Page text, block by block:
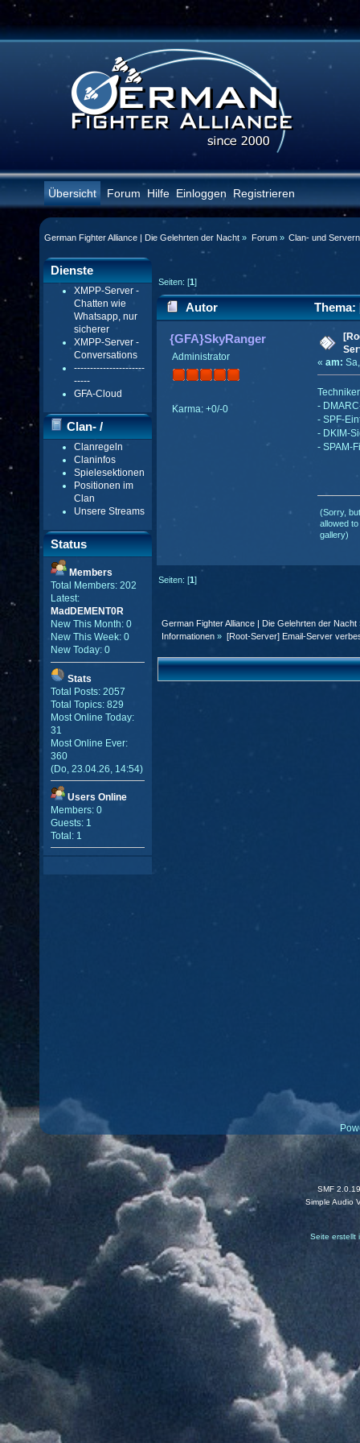
Übersicht Forum Hilfe Einloggen Registrieren
German Fighter Alliance | Die Gelehrten der Nacht » Forum» Clan- und
Dienste
XMPP-Server -
Chatten wie
Whatsapp, nur
sicherer
XMPP-Server -
Conversations
----------------------
-----
GFA-Cloud
Clan- /
Gildenmenü
Clanregeln
Claninfos
Spielesektionen
Positionen im
Clan
Unsere Streams
Status
Members
Total Members: 202
Latest:
MadDEMENT0R
New This Month: 0
New This Week: 0
New Today: 0
Stats
Total Posts: 2057
Total Topics: 829
Most Online Today:
31
Most Online Ever:
360
(Do, 23.04.26, 14:54)
Users Online
Members: 0
Guests: 1
Total: 1
Seiten: [1]
Autor
Thema:
verbessert (Gelesen 63708 mal)
{GFA}SkyRanger
Administrator
Karma: +0/-0
« am:
-
- SPF-
- DKIM-
- SPAM-
(Sorry,
allowed
gallery)
Seiten: [1]
German Fighter Alliance | Die Gelehrten der Nacht
Informationen » [Root-Server] Email-Server
SMF 2.0.19
Simple Audio
Seite erstellt